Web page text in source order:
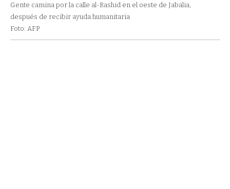
Gente camina por la calle al-Rashid en el oeste de Jabalia,
después de recibir ayuda humanitaria
Foto: AFP